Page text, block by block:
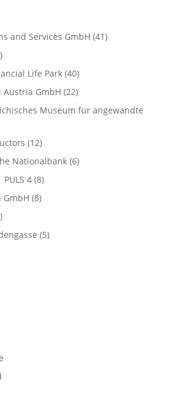
and Services GmbH (41)
Life Park(40)
Austria GmbH (22)
Museum für angewandte
(12)
Nationalbank(6)
PULS 4(8)
GmbH (8)
(5)